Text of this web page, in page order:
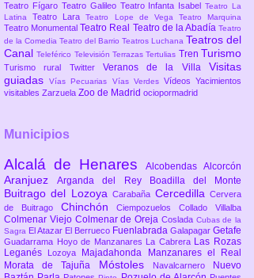
Teatro Fígaro Teatro Galileo Teatro Infanta IsabelTeatro La
Latina Teatro LaraTeatro Lope de Vega Teatro Marquina
Teatro Monumental Teatro Real Teatro de la Abadía Teatro
de la Comedia Teatro del Barrio Teatros Luchana Teatros del
CanalTeleférico TelevisiónTerrazasTertulias Tren Turismo
Turismo rural Twitter Veranos de la VillaVisitas
guiadasVías Pecuarias Vías Verdes VídeosYacimientos
visitables Zarzuela Zoo de Madrid ociopormadrid
Municipios
Alcalá de Henares Alcobendas Alcorcón
AranjuezArganda del Rey Boadilla del Monte
Buitrago del LozoyaCarabaña CercedillaCervera
de Buitrago ChinchónCiempozuelosCollado Villalba
Colmenar Viejo Colmenar de Oreja Coslada Cubas de la
Sagra El Atazar El Berrueco Fuenlabrada Galapagar Getafe
Guadarrama Hoyo de Manzanares La Cabrera Las Rozas
Leganés
Lozoya Majadahonda
Manzanares el Real
Morata de Tajuña Móstoles Navalcarnero
Nuevo